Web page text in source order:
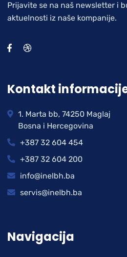
Prijavite se na naš newsletter i
aktuelnosti iz naše kompanije.
Kontakt
1. Marta bb, 74250 Maglaj
Bosna i Hercegovina
+387 32 604 454
+387 32 604 200
info@inelbh.ba
servis@inelbh.ba
Navigacija